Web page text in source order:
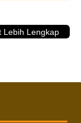
Lebih Lengkap